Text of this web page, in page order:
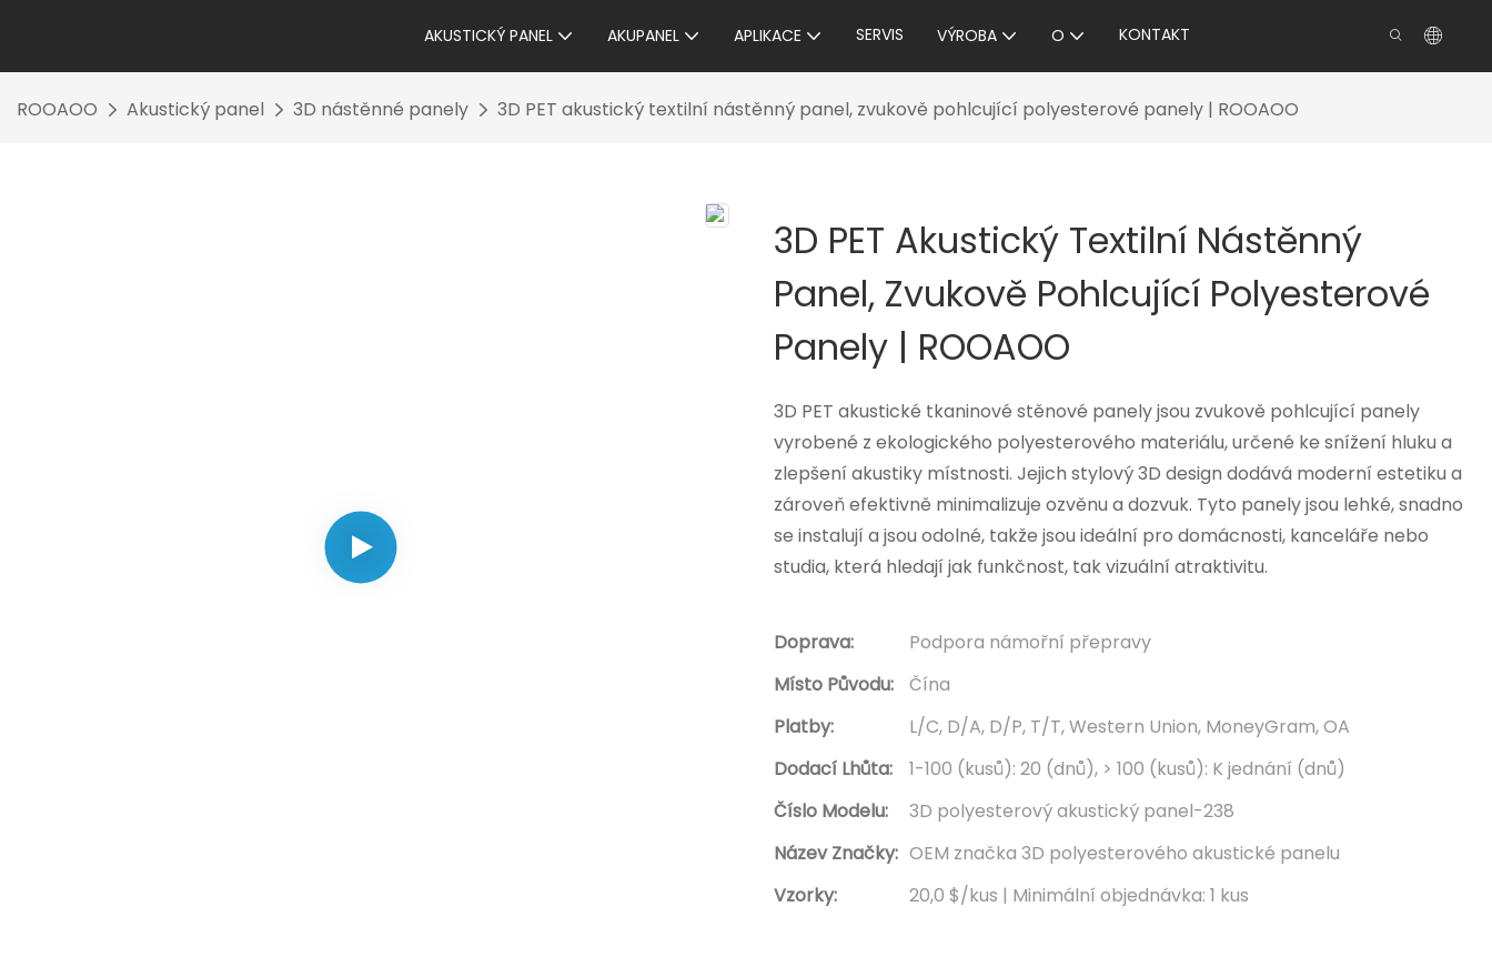
AKUSTICKÝ PANEL AKUPANEL APLIKACE SERVIS VÝROBA O KONTAKT
ROOAOO Akustický panel 3D nástěnné panely 3D PET akustický textilní nástěnný panel, zvukově pohlcující polyesterové panely | ROOAOO
3D PET Akustický Textilní Nástěnný
Panel, Zvukově Pohlcující Polyesterové
Panely | ROOAOO
3D PET akustické tkaninové stěnové panely jsou zvukově pohlcující panely
vyrobené z ekologického polyesterového materiálu, určené ke snížení hluku a
zlepšení akustiky místnosti. Jejich stylový 3D design dodává moderní estetiku a
zároveň efektivně minimalizuje ozvěnu a dozvuk. Tyto panely jsou lehké, snadno
se instalují a jsou odolné, takže jsou ideální pro domácnosti, kanceláře nebo
studia, která hledají jak funkčnost, tak vizuální atraktivitu.
Doprava:
Podpora námořní přepravy
Místo Původu:
Čína
Platby:
L/C, D/A, D/P, T/T, Western Union, MoneyGram, OA
Dodací Lhůta:
1-100 (kusů): 20 (dnů), > 100 (kusů): K jednání (dnů)
Číslo Modelu:
3D polyesterový akustický panel-238
Název Značky: OEM značka 3D polyesterového akustické panelu
Vzorky:
20,0 $/kus | Minimální objednávka: 1 kus